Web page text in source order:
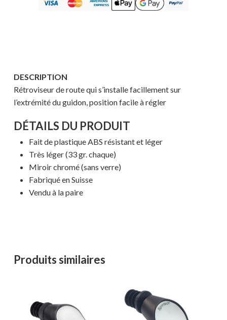
MAGASINER EN LIGNE
DESCRIPTION
Rétroviseur de route qui s’installe facillement sur
l’extrémité du guidon, position facile à régler
DÉTAILS DU PRODUIT
Fait de plastique ABS résistant et léger
Très léger (33 gr. chaque)
Miroir chromé (sans verre)
Fabriqué en Suisse
Vendu à la paire
Produits similaires